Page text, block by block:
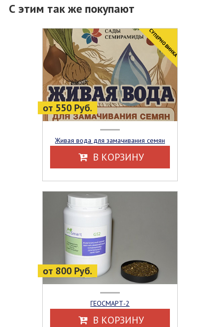
С этим так же покупают
от 550 Руб.
CУПЕРНОВИНКА
Живая вода для замачивания семян
В КОРЗИНУ
от 800 Руб.
ГЕОСМАРТ-2
В КОРЗИНУ